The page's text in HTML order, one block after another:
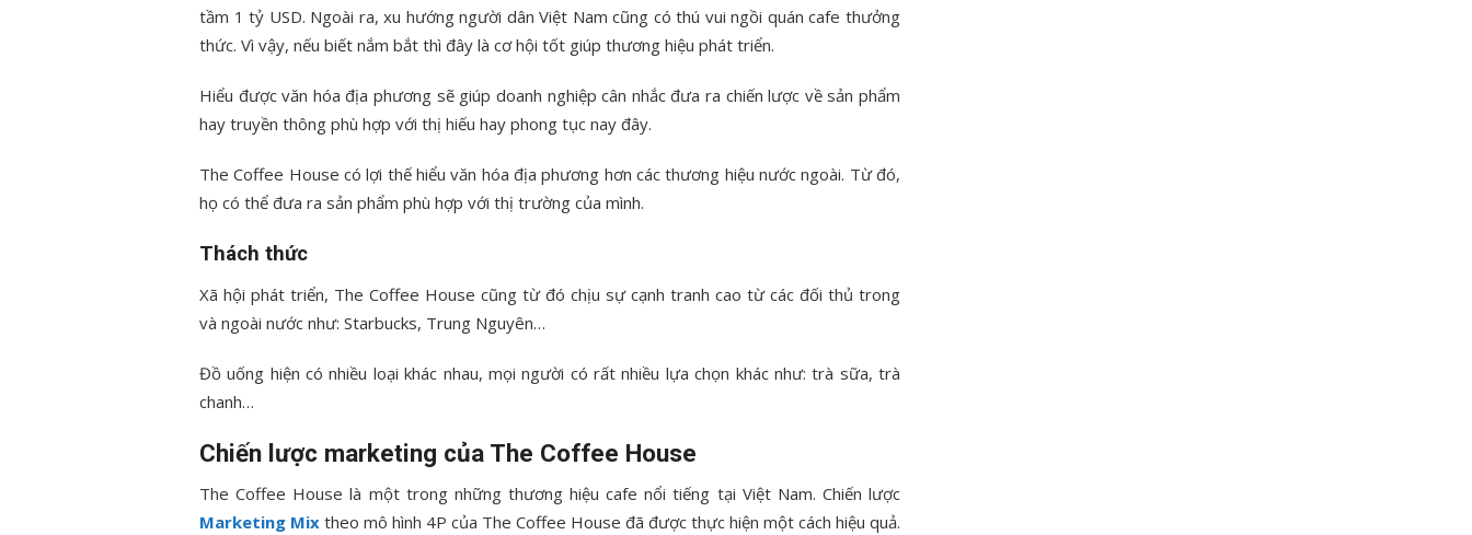
tầm 1 tỷ USD. Ngoài ra, xu hướng người dân Việt Nam cũng có thú vui ngồi quán cafe thưởng
thức. Vì vậy, nếu biết nắm bắt thì đây là cơ hội tốt giúp thương hiệu phát triển.
Hiểu được văn hóa địa phương sẽ giúp doanh nghiệp cân nhắc đưa ra chiến lược về sản phẩm
hay truyền thông phù hợp với thị hiếu hay phong tục nay đây.
The Coffee House có lợi thế hiểu văn hóa địa phương hơn các thương hiệu nước ngoài. Từ đó,
họ có thể đưa ra sản phẩm phù hợp với thị trường của mình.
Thách thức
Xã hội phát triển, The Coffee House cũng từ đó chịu sự cạnh tranh cao từ các đối thủ trong
và ngoài nước như: Starbucks, Trung Nguyên…
Đồ uống hiện có nhiều loại khác nhau, mọi người có rất nhiều lựa chọn khác như: trà sữa, trà
chanh…
Chiến lược marketing của The Coffee House
The Coffee House là một trong những thương hiệu cafe nổi tiếng tại Việt Nam. Chiến lược
Marketing Mix theo mô hình 4P của The Coffee House đã được thực hiện một cách hiệu quả.